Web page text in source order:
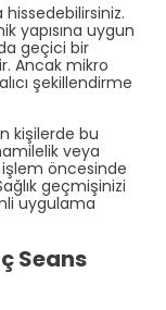
yapısına uygun
geçici bir
Ancak mikro
şekillendirme
kişilerde bu
veya
işlem öncesinde
geçmişinizi
uygulama
Seans